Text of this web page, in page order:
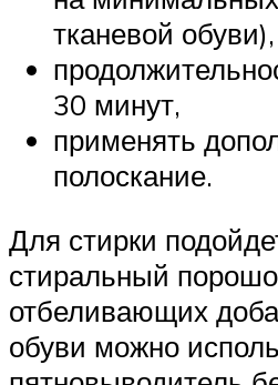
тканевой обуви),
30 минут,
применять
полоскание.
Для стирки
стиральный
отбеливающих
обуви можно